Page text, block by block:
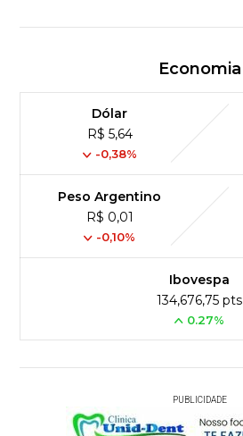
Economia
Dólar
R$ 5,64
-0,38%
Peso Argentino
R$ 0,01
-0,10%
Ibovespa
134,676,75 pts
0.27%
PUBLICIDADE